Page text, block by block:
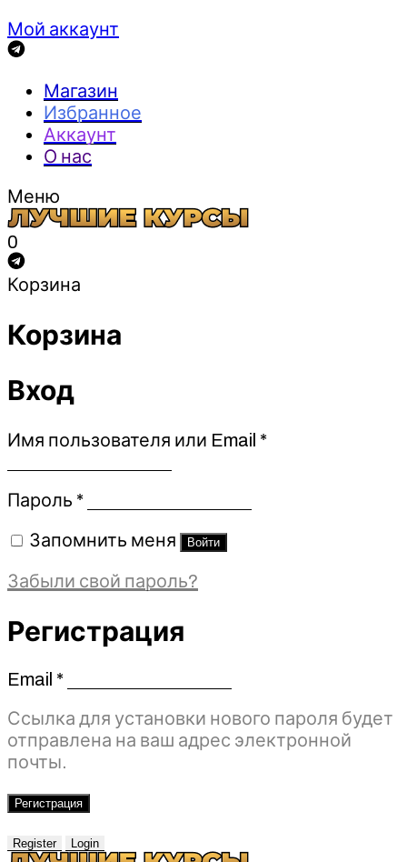
Мой аккаунт
Магазин
Избранное
Аккаунт
О нас
Меню
0
Корзина
Корзина
Вход
Имя пользователя или Email *Обязательно
Пароль *Обязательно
Запомнить меня Войти
Забыли свой пароль?
Регистрация
Email *Обязательно
Ссылка для установки нового пароля будет
отправлена ​​на ваш адрес электронной
почты.
Регистрация
Register Login